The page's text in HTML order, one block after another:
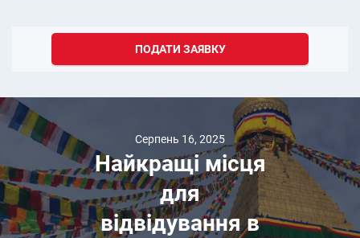
ПОДАТИ ЗАЯВКУ
Серпень 16, 2025
Найкращі місця
для
відвідування в